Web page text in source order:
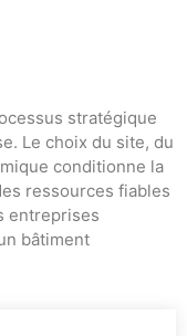
stratégique
Le choix du site, du
conditionne la
ressources fiables
entreprises
bâtiment